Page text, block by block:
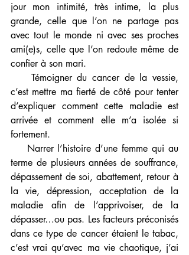
jour mon intimité, très intime, la plus
grande, celle que l’on ne partage pas
avec tout le monde ni avec ses proches
ami(e)s, celle que l’on redoute même de
confier à son mari.
c’est mettre ma fierté de côté pour tenter
d’expliquer comment cette maladie est
arrivée et comment elle m’a isolée si
fortement.
terme de plusieurs années de souffrance,
dépassement de soi, abattement, retour à
la vie, dépression, acceptation de la
maladie afin de l’apprivoiser, de la
dépasser…ou pas. Les facteurs préconisés
dans ce type de cancer étaient le tabac,
c’est vrai qu’avec ma vie chaotique, j’ai